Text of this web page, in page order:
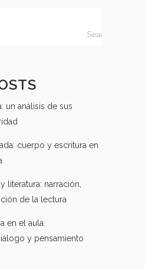
un análisis de sus
cuerpo y escritura en
literatura: narración,
de la lectura
en el aula:
y pensamiento